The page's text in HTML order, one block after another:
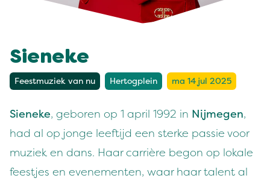
Sieneke
Feestmuziek van nu Hertogplein ma 14 jul 2025
Sieneke, geboren op 1 april 1992 in Nijmegen,
had al op jonge leeftijd een sterke passie voor
muziek en dans. Haar carrière begon op lokale
feestjes en evenementen, waar haar talent al